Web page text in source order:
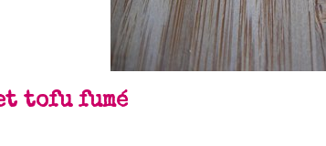
tofu fumé